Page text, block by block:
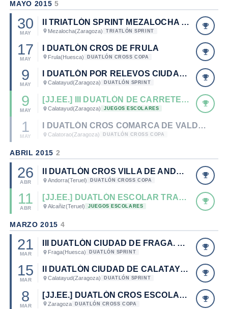
MAYO 2015 5
30
MAY
II TRIATLÓN SPRINT MEZALOCHA "ÁNGEL SANTAMARÍA". CTO. DE ARAGÓN UNIVERSITARIO 2015.
Mezalocha(Zaragoza) TRIATLÓN SPRINT
17
MAY
I DUATLÓN CROS DE FRULA
Frula(Huesca) DUATLÓN CROSS COPA
9
MAY
I DUATLÓN POR RELEVOS CIUDAD DE CALATAYUD. CAMPEONATO DE ARAGÓN DE DUATLÓN POR RELEVOS 2015.
Calatayud(Zaragoza) DUATLÓN SPRINT
9
MAY
[JJ.EE.] III DUATLÓN DE CARRETERA ESCOLAR DE CALATAYUD
Calatayud(Zaragoza) JUEGOS ESCOLARES
1
MAY
I DUATLÓN CROS COMARCA DE VALDEJALÓN
Calatorao(Zaragoza) DUATLÓN CROSS COPA
ABRIL 2015 2
26
ABR
II DUATLÓN CROS VILLA DE ANDORRA
Andorra(Teruel) DUATLÓN CROSS COPA
11
ABR
[JJ.EE.] DUATLÓN ESCOLAR TRAGAMILLAS-COLEGIO DE LA INMACULADA DE ALCAÑIZ
Alcañiz(Teruel) JUEGOS ESCOLARES
MARZO 2015 4
21
MAR
III DUATLÓN CIUDAD DE FRAGA. CAMPEONATO DE ARAGÓN DE DUATLÓN CORTO 2015.
Fraga(Huesca) DUATLÓN SPRINT
15
MAR
II DUATLÓN CIUDAD DE CALATAYUD. CAMPEONATO DE ARAGÓN DE DUATLÓN SPRINT 2015.
Calatayud(Zaragoza) DUATLÓN SPRINT
8
MAR
[JJ.EE.] DUATLÓN CROS ESCOLAR STADIUM CASABLANCA
Zaragoza DUATLÓN CROSS COPA